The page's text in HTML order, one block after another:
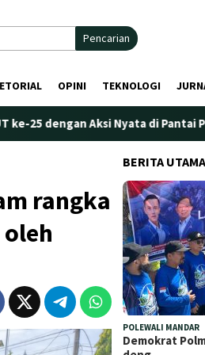
Pencarian
OPINI TEKNOLOGI
Aksi Nyata di Pantai Palippis:
rangka
BERITA
POLEWALI MANDAR
Demokrat